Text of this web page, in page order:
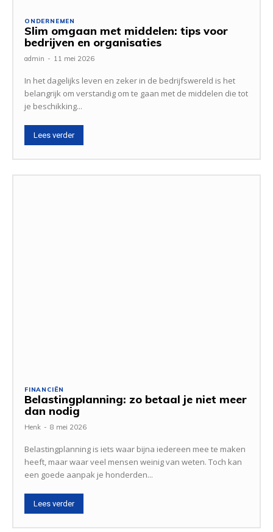
ONDERNEMEN
Slim omgaan met middelen: tips voor
bedrijven en organisaties
admin - 11 mei 2026
In het dagelijks leven en zeker in de bedrijfswereld is het
belangrijk om verstandig om te gaan met de middelen die tot
je beschikking...
Lees verder
FINANCIËN
Belastingplanning: zo betaal je niet meer
dan nodig
Henk - 8 mei 2026
Belastingplanning is iets waar bijna iedereen mee te maken
heeft, maar waar veel mensen weinig van weten. Toch kan
een goede aanpak je honderden...
Lees verder